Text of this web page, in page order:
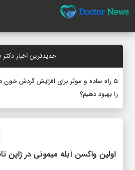
جدیدترین اخبار دکتر
۵ راه ساده و موثر برای افزایش گردش
را بهبود دهیم؟
اولین واکسن آبله میمونی در ژاپن